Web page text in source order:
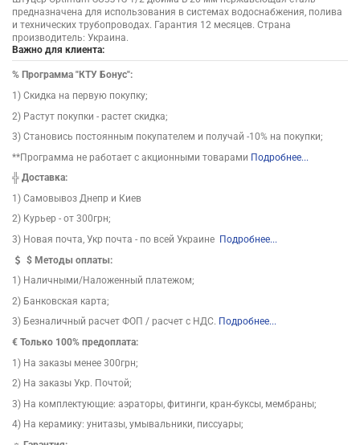
предназначена для использования в системах водоснабжения, полива
и технических трубопроводах. Гарантия 12 месяцев. Страна
производитель: Украина.
Важно для клиента:
% Программа "КТУ Бонус":
1) Скидка на первую покупку;
2) Растут покупки - растет скидка;
3) Становись постоянным покупателем и получай -10% на покупки;
**Программа не работает с акционными товарами Подробнее...
╬ Доставка:
1) Самовывоз Днепр и Киев
2) Курьер - от 300грн;
3) Новая почта, Укр почта - по всей Украине Подробнее...
$Методы оплаты:
1) Наличными/Наложенный платежом;
2) Банковская карта;
3) Безналичный расчет ФОП / расчет с НДС. Подробнее...
€ Только 100% предоплата:
1) На заказы менее 300грн;
2) На заказы Укр. Почтой;
3) На комплектующие: аэраторы, фитинги, кран-буксы, мембраны;
4) На керамику: унитазы, умывальники, писсуары;